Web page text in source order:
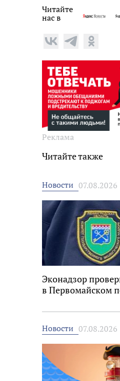
Читайте
нас в
Реклама
Читайте также
Новости 07.08.2026
Эконадзор
в Первомайском
Новости 07.08.2026